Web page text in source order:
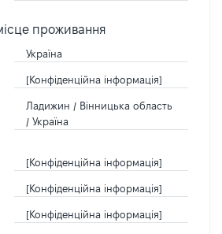
проживання
Україна
[Конфіденційна інформація]
Ладижин / Вінницька область
/ Україна
[Конфіденційна інформація]
[Конфіденційна інформація]
[Конфіденційна інформація]